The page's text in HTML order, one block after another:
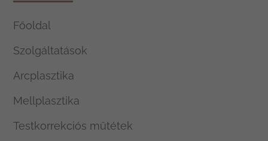
Főoldal
Szolgáltatások
Arcplasztika
Mellplasztika
Testkorrekciós műtétek